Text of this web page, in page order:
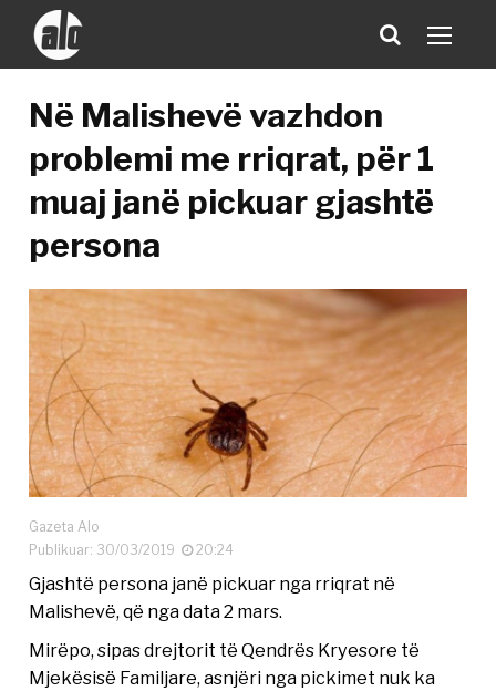
Në Malishevë vazhdon
problemi me rriqrat, për 1
muaj janë pickuar gjashtë
persona
Gazeta Alo
Publikuar: 30/03/2019
20:24
Gjashtë persona janë pickuar nga rriqrat në
Malishevë, që nga data 2 mars.
Mirëpo, sipas drejtorit të Qendrës Kryesore të
Mjekësisë Familjare, asnjëri nga pickimet nuk ka